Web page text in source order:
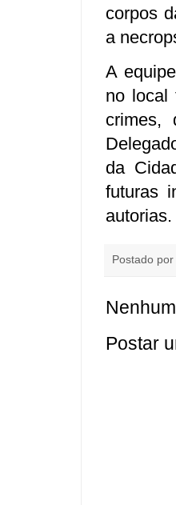
corpos
a
A
no local
crimes,
da
futuras
autorias.
Postado por
Postar